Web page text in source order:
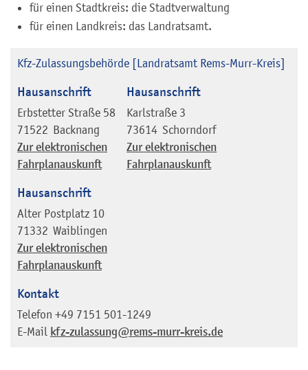
für einen Stadtkreis: die Stadtverwaltung
für einen Landkreis: das Landratsamt.
Kfz-Zulassungsbehörde [Landratsamt Rems-Murr-Kreis]
Hausanschrift
Erbstetter Straße 58
71522 Backnang
Zur elektronischen
Fahrplanauskunft
Hausanschrift
Karlstraße 3
73614 Schorndorf
Zur elektronischen
Fahrplanauskunft
Hausanschrift
Alter Postplatz 10
71332 Waiblingen
Zur elektronischen
Fahrplanauskunft
Kontakt
Telefon +49 7151 501-1249
E-Mail kfz-zulassung@rems-murr-kreis.de